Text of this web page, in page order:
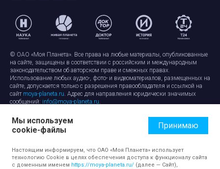
© ОАО «Моя Планета». Все права на любые материалы, опубликованные
на сайте, защищены в соответствии с российским и международным
законодательством об авторском праве и смежных правах.
Использование любых аудио-, фото- и видеоматериалов, размещенных на
сайте, допускается только с разрешения правообладателя и ссылкой на
сайт moya-planeta.ru. Адрес для направления юридически значимых
сообщений: info@moya-planeta.ru.
Правила сайтаРабота с cookie-файлами
Защита персональных данных
Обработка персональных данных
Мы используем
cookie-файлы
Принимаю
Настоящим информируем, что ОАО «Моя Планета» использует
технологию Cookie в целях обеспечения доступа к функционалу сайта
с доменным именем https://moya-planeta.ru/ (далее — Сайт),